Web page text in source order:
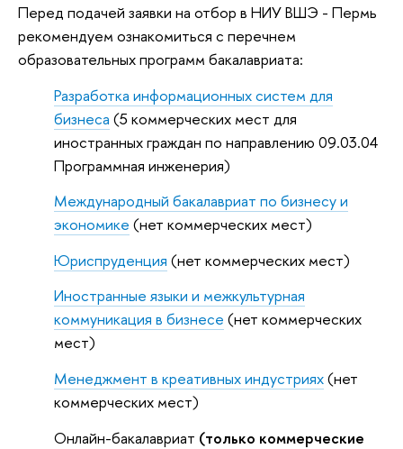
Перед подачей заявки на отбор в НИУ ВШЭ - Пермь
рекомендуем ознакомиться с перечнем
образовательных программ бакалавриата:
Разработка информационных систем для
бизнеса (5 коммерческих мест для
иностранных граждан по направлению 09.03.04
Программная инженерия)
Международный бакалавриат по бизнесу и
экономике (нет коммерческих мест)
Юриспруденция (нет коммерческих мест)
Иностранные языки и межкультурная
коммуникация в бизнесе (нет коммерческих
мест)
Менеджмент в креативных индустриях(нет
коммерческих мест)
Онлайн-бакалавриат (только коммерческие